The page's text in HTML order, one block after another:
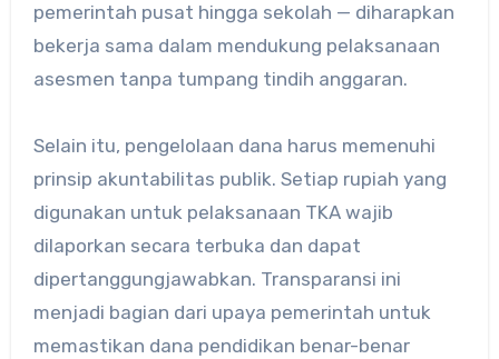
pemerintah pusat hingga sekolah — diharapkan
bekerja sama dalam mendukung pelaksanaan
asesmen tanpa tumpang tindih anggaran.
Selain itu, pengelolaan dana harus memenuhi
prinsip akuntabilitas publik. Setiap rupiah yang
digunakan untuk pelaksanaan TKA wajib
dilaporkan secara terbuka dan dapat
dipertanggungjawabkan. Transparansi ini
menjadi bagian dari upaya pemerintah untuk
memastikan dana pendidikan benar-benar